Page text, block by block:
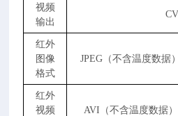
视频
输出
红外
图像
格式
JPEG（不含温度数据
红外
视频
AVI（不含温度数据